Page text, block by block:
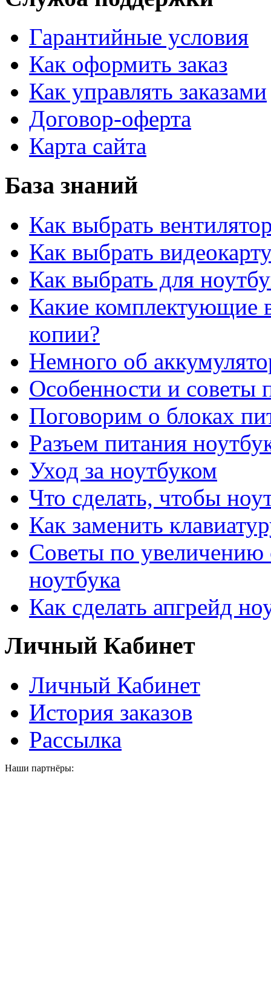
Гарантийные условия
Как оформить заказ
Как управлять заказами
Договор-оферта
Карта сайта
База знаний
Как выбрать
Как выбрать
Как выбрать для
Какие комплектующие
копии?
Немного об
Особенности и советы
Поговорим о блоках
Разъем питания
Уход за ноутбуком
Что сделать, чтобы
Как заменить
Советы по увеличению
ноутбука
Как сделать апгрейд
Личный Кабинет
Личный Кабинет
История заказов
Рассылка
Наши партнёры: